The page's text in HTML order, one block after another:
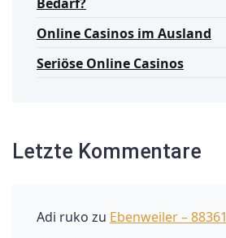
Online Casinos im Ausland
Seriöse Online Casinos
Letzte Kommentare
Adi ruko zu Ebenweiler – 88361